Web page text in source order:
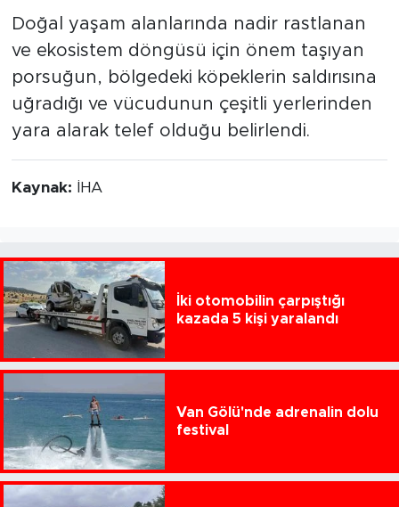
Doğal yaşam alanlarında nadir rastlanan
ve ekosistem döngüsü için önem taşıyan
porsuğun, bölgedeki köpeklerin saldırısına
uğradığı ve vücudunun çeşitli yerlerinden
yara alarak telef olduğu belirlendi.
Kaynak: İHA
İki otomobilin çarpıştığı
kazada 5 kişi yaralandı
Van Gölü'nde adrenalin dolu
festival